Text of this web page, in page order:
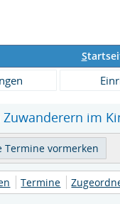
S
im
Termine